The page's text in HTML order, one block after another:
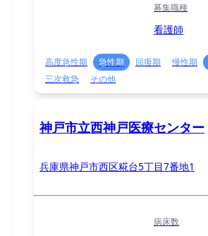
募集職種
看護師
高度急性期 急性期 回復期 慢性期
三次救急
その他
神戸市立西神戸医療センター
兵庫県神戸市西区糀台5丁目7番地1
病床数